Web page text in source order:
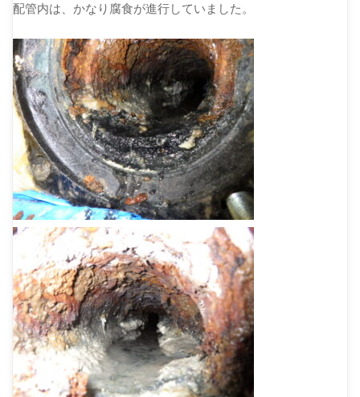
配管内は、かなり腐食が進行していました。